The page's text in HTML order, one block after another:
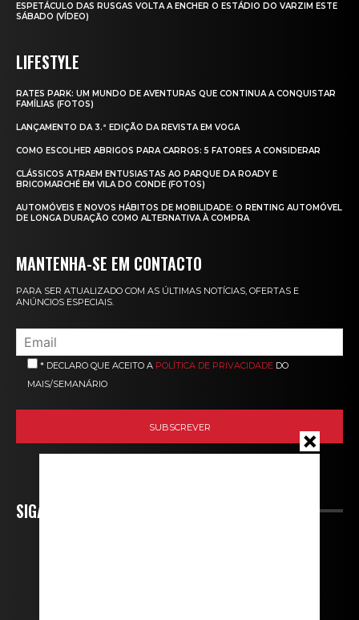
ESPETÁCULO DAS RUSGAS VOLTA A ENCHER O ESTÁDIO DO VARZIM ESTE
SÁBADO (VÍDEO)
LIFESTYLE
RATES PARK: UM MUNDO DE AVENTURAS QUE CONTINUA A CONQUISTAR
FAMÍLIAS (FOTOS)
LANÇAMENTO DA 3.ª EDIÇÃO DA REVISTA EM VOGA
COMO ESCOLHER ABRIGOS PARA CARROS: 5 FATORES A CONSIDERAR
CLÁSSICOS ATRAEM ENTUSIASTAS AO PARQUE DA ROADY E
BRICOMARCHÉ EM VILA DO CONDE (FOTOS)
AUTOMÓVEIS E NOVOS HÁBITOS DE MOBILIDADE: O RENTING AUTOMÓVEL
DE LONGA DURAÇÃO COMO ALTERNATIVA À COMPRA
MANTENHA-SE EM CONTACTO
PARA SER ATUALIZADO COM AS ÚLTIMAS NOTÍCIAS, OFERTAS E
ANÚNCIOS ESPECIAIS.
* DECLARO QUE ACEITO A POLÍTICA DE PRIVACIDADE DO
MAIS/SEMANÁRIO
SIGA-NOS